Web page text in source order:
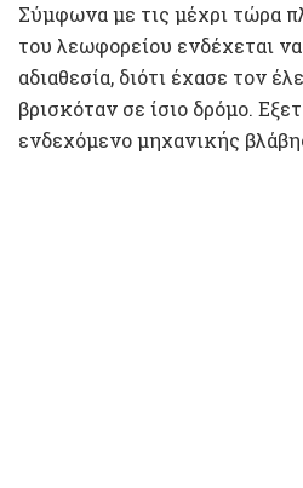
Σύμφωνα με τις μέχρι τώρα
του λεωφορείου ενδέχεται
αδιαθεσία, διότι έχασε τον
βρισκόταν σε ίσιο δρόμο.
ενδεχόμενο μηχανικής